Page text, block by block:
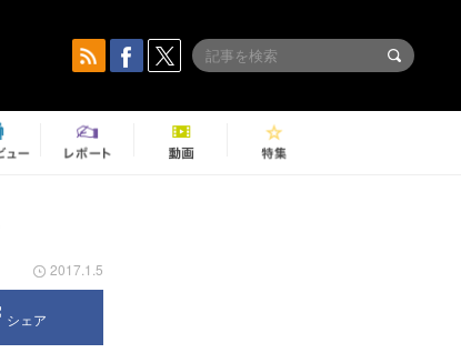
2017.1.5
シェア